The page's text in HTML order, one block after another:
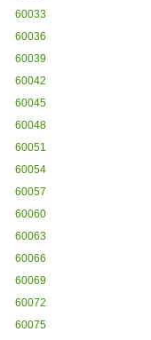
60033
60036
60039
60042
60045
60048
60051
60054
60057
60060
60063
60066
60069
60072
60075